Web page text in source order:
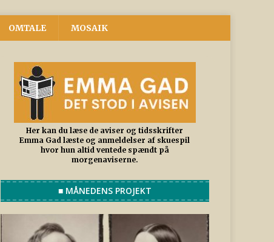
OMTALE MOSAIK
Her kan du læse de aviser og tidsskrifter
Emma Gad læste og anmeldelser af skuespil
hvor hun altid ventede spændt på
morgenaviserne.
■ MÅNEDENS PROJEKT